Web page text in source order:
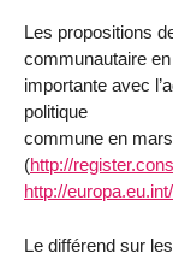
Les propositions
communautaire
importante avec
politique
commune en
(http://
http://
Le différend sur